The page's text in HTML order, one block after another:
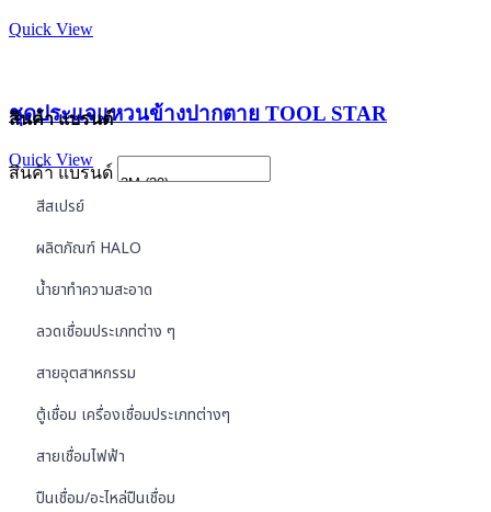
Quick View
ชุดประแจแหวนข้างปากตาย TOOL STAR
Quick View
สินค้า แบรนด์
สินค้า แบรนด์
สีสเปรย์
ผลิตภัณฑ์ HALO
น้ำยาทำความสะอาด
ลวดเชื่อมประเภทต่าง ๆ
สายอุตสาหกรรม
ตู้เชื่อม เครื่องเชื่อมประเภทต่างๆ
สายเชื่อมไฟฟ้า
ปืนเชื่อม/อะไหล่ปืนเชื่อม